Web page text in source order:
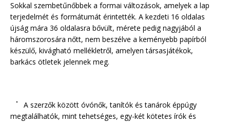
Sokkal szembetűnőbbek a formai változások, amelyek a lap
terjedelmét és formátumát érintették. A kezdeti 16 oldalas
újság mára 36 oldalasra bővült, mérete pedig nagyjából a
háromszorosára nőtt, nem beszélve a keményebb papírból
készülő, kivágható mellékletről, amelyen társasjátékok,
barkács ötletek jelennek meg.
A szerzők között óvónők, tanítók és tanárok éppúgy
megtalálhatók, mint tehetséges, egy-két kötetes írók és